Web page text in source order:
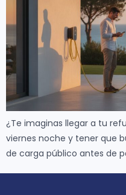
¿Te imaginas llegar a tu
viernes noche y tener que
de carga público antes de